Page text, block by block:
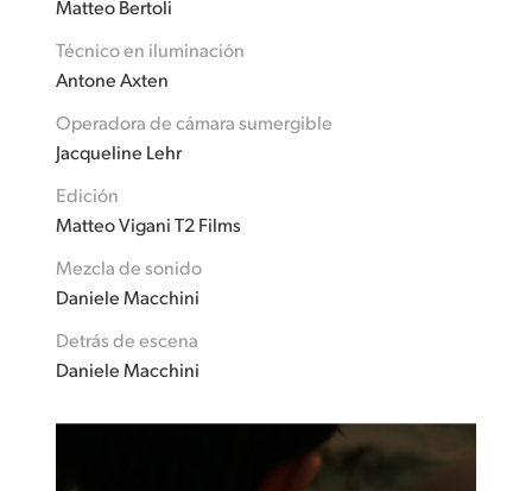
Matteo Bertoli
Técnico en iluminación
Antone Axten
Operadora de cámara sumergible
Jacqueline Lehr
Edición
Matteo Vigani T2 Films
Mezcla de sonido
Daniele Macchini
Detrás de escena
Daniele Macchini